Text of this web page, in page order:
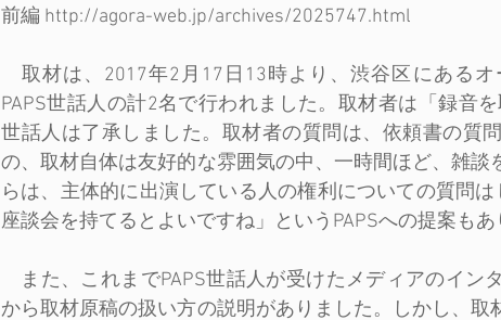
前編 http://agora-web.jp/archives/2025747.html
取材は、2017年2月17日13時より、渋谷区にあるオ
PAPS世話人の計2名で行われました。取材者は「録音
世話人は了承しました。取材者の質問は、依頼書の質
の、取材自体は友好的な雰囲気の中、一時間ほど、雑
らは、主体的に出演している人の権利についての質問は
座談会を持てるとよいですね」というPAPSへの提案もあ
また、これまでPAPS世話人が受けたメディアのイン
から取材原稿の扱い方の説明がありました。しかし、取